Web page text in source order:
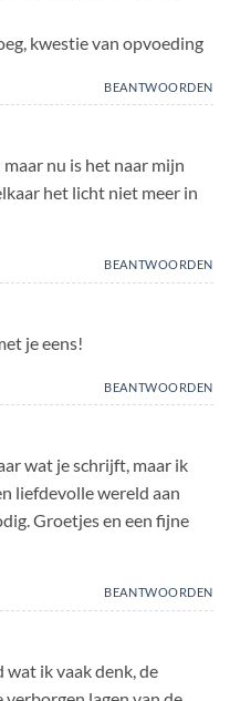
kwestie van opvoeding
BEANTWOORDEN
nu is het naar mijn
het licht niet meer in
BEANTWOORDEN
je eens!
BEANTWOORDEN
wat je schrijft, maar ik
liefdevolle wereld aan
Groetjes en een fijne
BEANTWOORDEN
ik vaak denk, de